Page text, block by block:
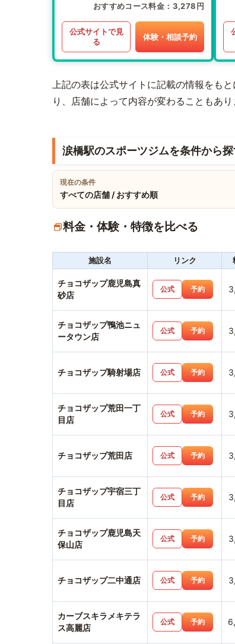
おすすめコース料金 3,278円
公式サイトで見
る
体験・相談予約
上記の表は公式サイトに記載の情報をも
り、店舗によって内容が変わることもあ
涙橋駅のスポーツジムを条件から
現在の条件
すべての店舗 / おすすめ順
料金・体験・特徴を比べる
施設名 リンク
チョコザップ鹿児島真
砂店
公式 予約
チョコザップ鴨池ニュ
ータウン店
公式 予約
チョコザップ騎射場店 公式 予約
チョコザップ荒田一丁
目店
公式 予約
チョコザップ荒田店 公式 予約
チョコザップ宇宿三丁
目店
公式 予約
チョコザップ鹿児島天
保山店
公式 予約
チョコザップ二中通店 公式 予約
カーブスキラメキテラ
ス高麗店
公式 予約